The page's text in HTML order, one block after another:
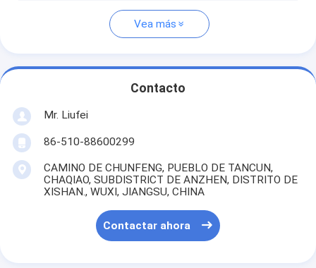
Vea más
Contacto
Mr. Liufei
86-510-88600299
CAMINO DE CHUNFENG, PUEBLO DE TANCUN,
CHAQIAO, SUBDISTRICT DE ANZHEN, DISTRITO DE
XISHAN., WUXI, JIANGSU, CHINA
Contactar ahora